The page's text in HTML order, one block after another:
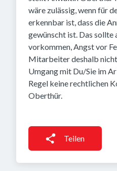
wäre zulässig, wenn für
erkennbar ist, dass die
gewünscht ist. Das sollte
vorkommen, Angst vor
Mitarbeiter deshalb nicht
Umgang mit Du/Sie im
Regel keine rechtlichen
Oberthür.
Teilen